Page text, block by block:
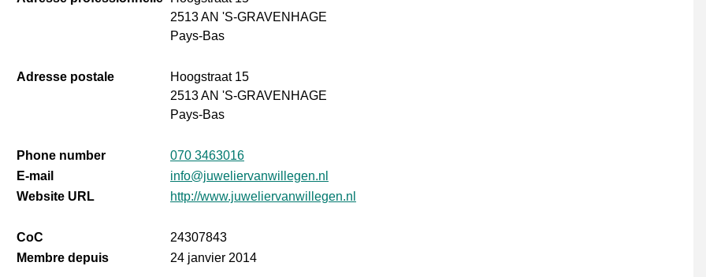
2513 AN 'S-GRAVENHAGE
Pays-Bas
Adresse postale
Hoogstraat 15
2513 AN 'S-GRAVENHAGE
Pays-Bas
Phone number
070 3463016
E-mail
info@juweliervanwillegen.nl
Website URL
http://www.juweliervanwillegen.nl
CoC
24307843
Membre depuis
24 janvier 2014